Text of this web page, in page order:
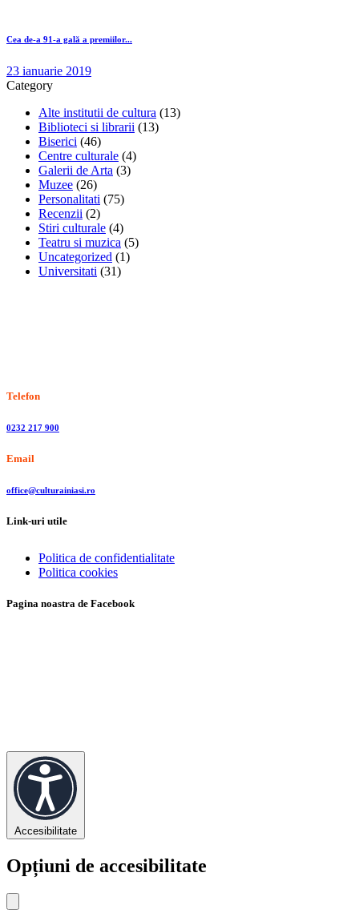
Cea de-a 91-a gală a premiilor...
23 ianuarie 2019
Category
Alte institutii de cultura (13)
Biblioteci si librarii (13)
Biserici (46)
Centre culturale (4)
Galerii de Arta (3)
Muzee (26)
Personalitati (75)
Recenzii (2)
Stiri culturale (4)
Teatru si muzica (5)
Uncategorized (1)
Universitati (31)
Telefon
0232 217 900
Email
office@culturainiasi.ro
Link-uri utile
Politica de confidentialitate
Politica cookies
Pagina noastra de Facebook
Accesibilitate
Opțiuni de accesibilitate